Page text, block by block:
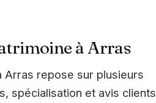
à Arras
Arras repose sur plusieurs
spécialisation et avis clients